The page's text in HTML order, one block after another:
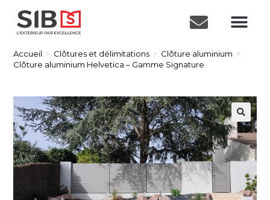
Accueil > Clôtures et délimitations > Clôture aluminium >
Clôture aluminium Helvetica – Gamme Signature
🔍